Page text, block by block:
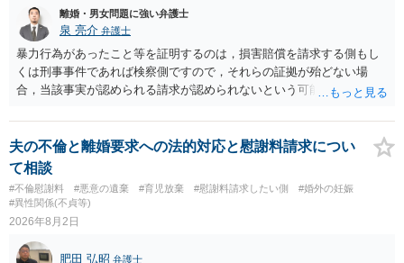
離婚・男女問題に強い弁護士
泉 亮介 弁護士
暴力行為があったこと等を証明するのは，損害賠償を請求する側もし
くは刑事事件であれば検察側ですので，それらの証拠が殆どない場
合，当該事実が認められる請求が認められないという可能性はあるで
夫の不倫と離婚要求への法的対応と慰謝料請求につい
て相談
#不倫慰謝料 #悪意の遺棄 #育児放棄 #慰謝料請求したい側
#婚外の妊娠
#異性関係(不貞等)
2026年8月2日
肥田 弘昭 弁護士